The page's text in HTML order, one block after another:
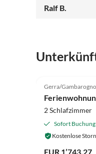
Ralf B.
Gerra/Gambarogno
2 Schlafzimmer
Sofort Buchung
Kostenlose
EUR 1’743.27